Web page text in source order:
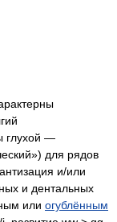
глухой —
для рядов
и/или
и дентальных
или огублённым